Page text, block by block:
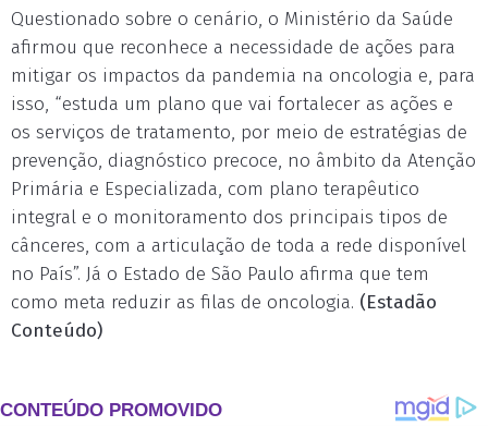
Questionado sobre o cenário, o Ministério da Saúde
afirmou que reconhece a necessidade de ações para
mitigar os impactos da pandemia na oncologia e, para
isso, “estuda um plano que vai fortalecer as ações e
os serviços de tratamento, por meio de estratégias de
prevenção, diagnóstico precoce, no âmbito da Atenção
Primária e Especializada, com plano terapêutico
integral e o monitoramento dos principais tipos de
cânceres, com a articulação de toda a rede disponível
no País”. Já o Estado de São Paulo afirma que tem
como meta reduzir as filas de oncologia. (Estadão
Conteúdo)